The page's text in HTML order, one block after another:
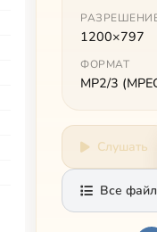
1200×797
ФОРМАТ
MP2/3
Слушать
Все